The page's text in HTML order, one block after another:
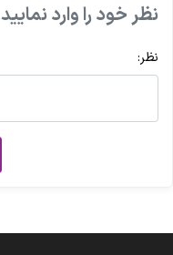
نظر خود را وارد نمایید
نظر: